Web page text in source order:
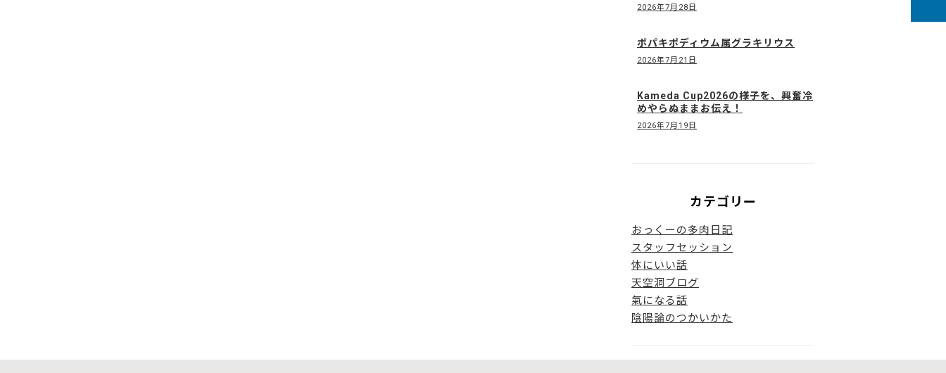
2026年7月28日
ボパキポディウム属グラキリウス
2026年7月21日
Kameda Cup2026の様子を、興奮冷
めやらぬままお伝え！
2026年7月19日
カテゴリー
おっくーの多肉日記
スタッフセッション
体にいい話
天空洞ブログ
氣になる話
陰陽論のつかいかた